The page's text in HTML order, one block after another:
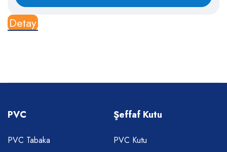
Detay
PVC
PVC Tabaka
Şeffaf Kutu
PVC Kutu